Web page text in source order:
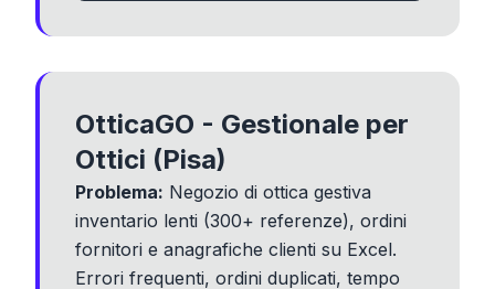
OtticaGO - Gestionale per
Ottici (Pisa)
Problema: Negozio di ottica gestiva
inventario lenti (300+ referenze), ordini
fornitori e anagrafiche clienti su Excel.
Errori frequenti, ordini duplicati, tempo